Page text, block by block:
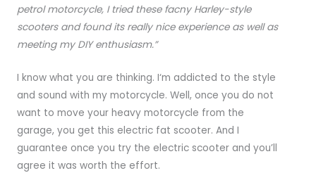
petrol motorcycle, I tried these facny Harley-style
scooters and found its really nice experience as well as
meeting my DIY enthusiasm.”
I know what you are thinking. I‘m addicted to the style
and sound with my motorcycle. Well, once you do not
want to move your heavy motorcycle from the
garage, you get this electric fat scooter. And I
guarantee once you try the electric scooter and you’ll
agree it was worth the effort.